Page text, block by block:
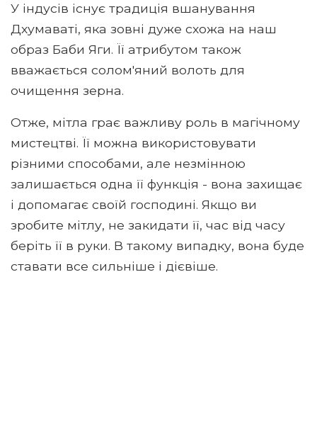
У індусів існує традиція вшанування
Дхумаваті, яка зовні дуже схожа на наш
образ Баби Яги. Її атрибутом також
вважається солом'яний волоть для
очищення зерна.
Отже, мітла грає важливу роль в магічному
мистецтві. Її можна використовувати
різними способами, але незмінною
залишається одна її функція - вона захищає
і допомагає своїй господині. Якщо ви
зробите мітлу, не закидати її, час від часу
беріть її в руки. В такому випадку, вона буде
ставати все сильніше і дієвіше.